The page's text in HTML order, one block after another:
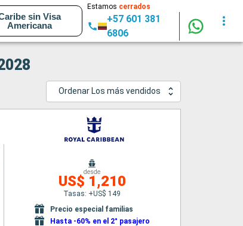
sin Visa
Americana
Estamos cerrados
+57 601 381
6806
Ordenar Los más vendidos
desde
US$ 1,210
Tasas: +US$ 149
Precio especial familias
Hasta -60% en el 2° pasajero